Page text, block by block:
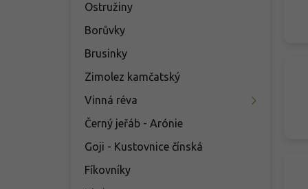
Ostružiny
Borůvky
Brusinky
Zimolez kamčatský
Vinná réva
Černý jeřáb - Arónie
Goji - Kustovnice čínská
Fíkovníky